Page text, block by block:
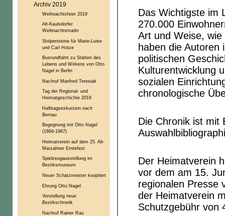
Das Wichtigste im
270.000
Art und Weise,
haben die Autoren
politischen
Kulturentwicklung
sozialen
chronologische
Die Chronik ist mit
Der Heimatverein
vor dem am 15.
regionalen Presse
der Heimatverein
Schutzgebühr von
Archiv 2019
Weihnachtsfeier 2019
Alt-Kaulsdorfer
Weihnachtsmarkt
Stolpersteine für Marie-Luise
und Carl Hotze
Busrundfahrt zu Stätten des
Lebens und Wirkens von Otto
Nagel in Berlin
Nachruf Manfred Teresiak
Tag der Regional- und
Heimatgeschichte 2019
Halbtagsexkursion nach
Bernau
Begegnung mit Otto Nagel
(1894-1967)
Heimatverein auf dem 25. Alt-
Marzahner Erntefest
Spielzeugausstellung im
Bezirksmuseum
Neuer Schatzmeister kooptiert
Ehrung Otto Nagel
Vorstellung neue
Bezirkschronik
Nachruf Rainer Rau